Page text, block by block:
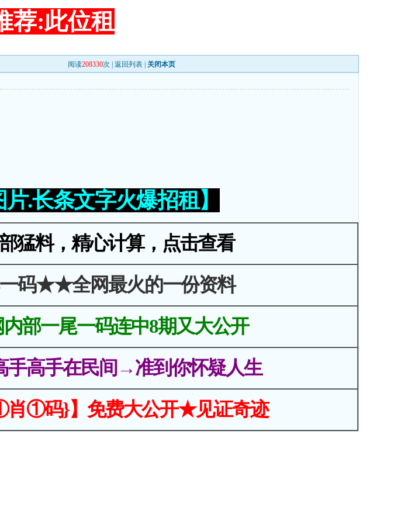
荐:此位租
阅读208330次 | 返回列表 关闭本页
片.长条文字火爆招租】
猛料，精心计算，点击查看
码★★全网最火的一份资料
部一尾一码连中8期又大公开
高手在民间→准到你怀疑人生
肖①码}】免费大公开★见证奇迹